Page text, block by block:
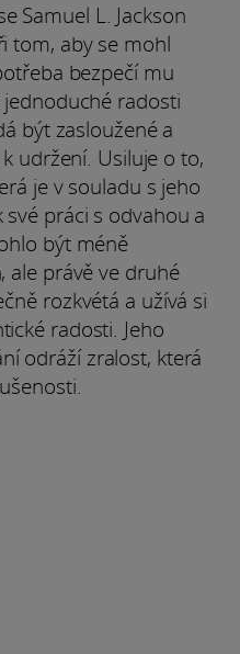
Samuel L. Jackson
tom, aby se mohl
bezpečí mu
radosti
být zasloužené a
udržení. Usiluje o to,
je v souladu s jeho
práci s odvahou a
být méně
ale právě ve druhé
rozkvétá a užívá si
radosti. Jeho
odráží zralost, která